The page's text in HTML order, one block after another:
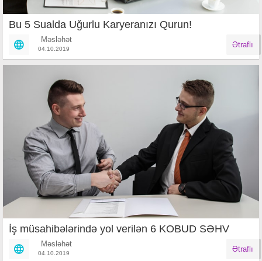
Bu 5 Sualda Uğurlu Karyeranızı Qurun!
Məsləhət
04.10.2019 Ətraflı
İş müsahibələrində yol verilən 6 KOBUD SƏHV
Məsləhət
04.10.2019 Ətraflı